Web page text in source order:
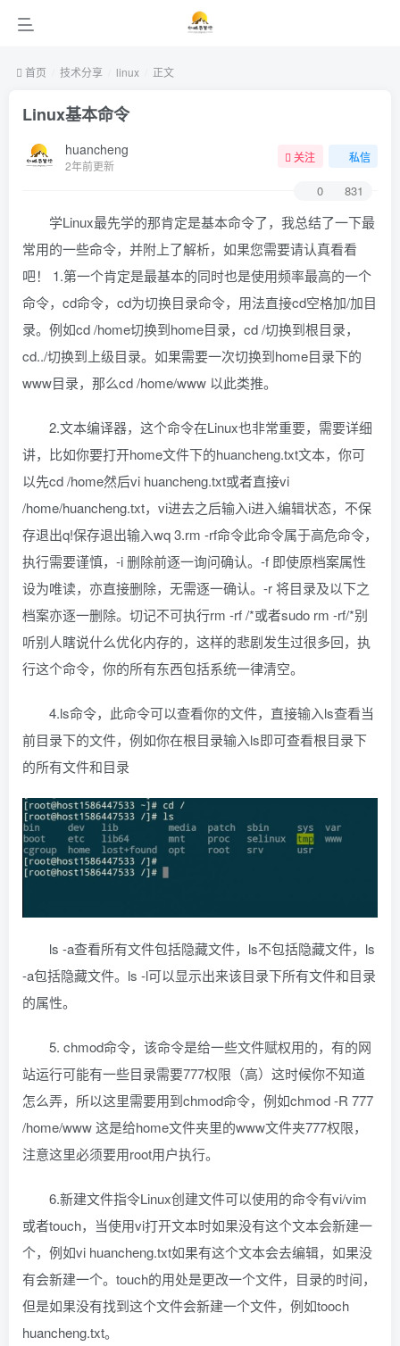
首页 技术分享 linux 正文
Linux基本命令
huancheng
2年前更新
关注 私信
0 831
学Linux最先学的那肯定是基本命令了，我总结了一下最
常用的一些命令，并附上了解析，如果您需要请认真看看
吧！ 1.第一个肯定是最基本的同时也是使用频率最高的一个
命令，cd命令，cd为切换目录命令，用法直接cd空格加/加目
录。例如cd /home切换到home目录，cd /切换到根目录，
cd../切换到上级目录。如果需要一次切换到home目录下的
www目录，那么cd /home/www 以此类推。
2.文本编译器，这个命令在Linux也非常重要，需要详细
讲，比如你要打开home文件下的huancheng.txt文本，你可
以先cd /home然后vi huancheng.txt或者直接vi
/home/huancheng.txt，vi进去之后输入i进入编辑状态，不保
存退出q!保存退出输入wq 3.rm -rf命令此命令属于高危命令，
执行需要谨慎，-i 删除前逐一询问确认。-f 即使原档案属性
设为唯读，亦直接删除，无需逐一确认。-r 将目录及以下之
档案亦逐一删除。切记不可执行rm -rf /*或者sudo rm -rf/*别
听别人瞎说什么优化内存的，这样的悲剧发生过很多回，执
行这个命令，你的所有东西包括系统一律清空。
4.ls命令，此命令可以查看你的文件，直接输入ls查看当
前目录下的文件，例如你在根目录输入ls即可查看根目录下
的所有文件和目录
ls -a查看所有文件包括隐藏文件，ls不包括隐藏文件，ls
-a包括隐藏文件。ls -l可以显示出来该目录下所有文件和目录
的属性。
5. chmod命令，该命令是给一些文件赋权用的，有的网
站运行可能有一些目录需要777权限（高）这时候你不知道
怎么弄，所以这里需要用到chmod命令，例如chmod -R 777
/home/www 这是给home文件夹里的www文件夹777权限，
注意这里必须要用root用户执行。
6.新建文件指令Linux创建文件可以使用的命令有vi/vim
或者touch，当使用vi打开文本时如果没有这个文本会新建一
个，例如vi huancheng.txt如果有这个文本会去编辑，如果没
有会新建一个。touch的用处是更改一个文件，目录的时间，
但是如果没有找到这个文件会新建一个文件，例如tooch
huancheng.txt。